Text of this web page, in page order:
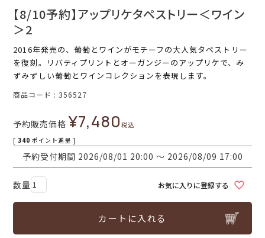
【8/10予約】アップリケタペストリー＜ワイン
＞2
2016年発売の、葡萄とワインがモチーフの大人気タペストリー
を復刻。リバティプリントとオーガンジーのアップリケで、み
ずみずしい葡萄とワインコレクションを表現します。
商品コード 356527
予約販売価格 ¥7,480税込
[ 340 ポイント進呈 ]
予約受付期間 2026/08/01 20:00 〜 2026/08/09 17:00
お気に入りに登録する
カートに入れる